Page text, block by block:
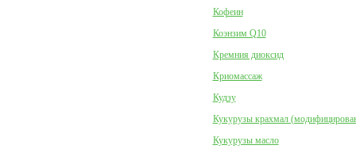
Кофеин
Коэнзим Q10
Кремния диоксид
Криомассаж
Кудзу
Кукурузы крахмал
Кукурузы масло